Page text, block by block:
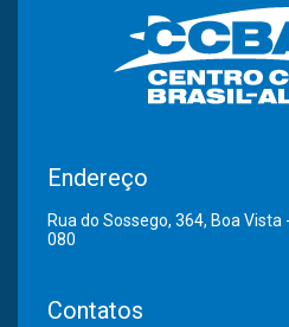
Endereço
Rua do Sossego, 364, Boa
080
Contatos